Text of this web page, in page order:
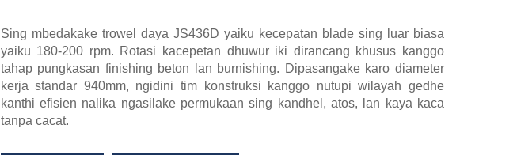
Sing mbedakake trowel daya JS436D yaiku kecepatan blade sing luar biasa
yaiku 180-200 rpm. Rotasi kacepetan dhuwur iki dirancang khusus kanggo
tahap pungkasan finishing beton lan burnishing. Dipasangake karo diameter
kerja standar 940mm, ngidini tim konstruksi kanggo nutupi wilayah gedhe
kanthi efisien nalika ngasilake permukaan sing kandhel, atos, lan kaya kaca
tanpa cacat.